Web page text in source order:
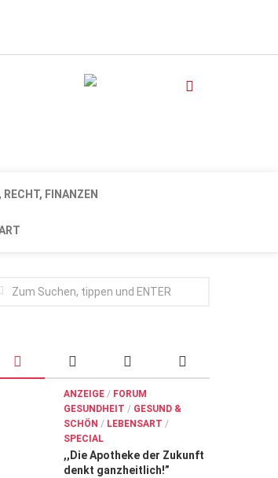
FINANZEN
ANZEIGE / FORUM
GESUNDHEIT / GESUND &
SCHÖN / LEBENSART /
SPECIAL
,,Die Apotheke der Zukunft
denkt ganzheitlich!”